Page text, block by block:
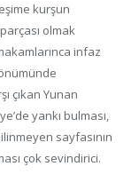
kurşun
olmak
infaz
çıkan Yunan
yankı bulması,
sayfasının
çok sevindirici.